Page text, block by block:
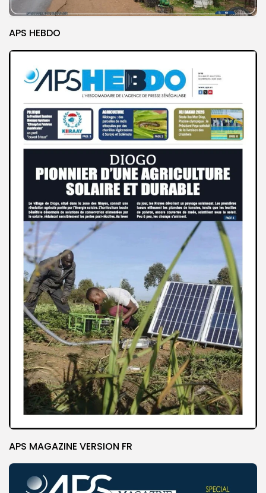
APS HEBDO
APS MAGAZINE VERSION FR